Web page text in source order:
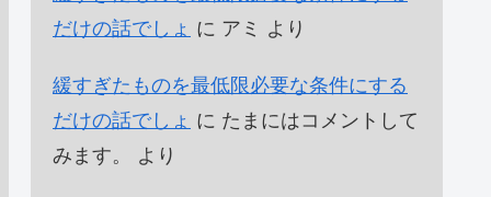
だけの話でしょ に アミ より
緩すぎたものを最低限必要な条件にする
だけの話でしょ に たまにはコメントして
みます。
より